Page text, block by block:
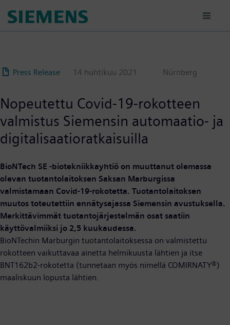
pääsisältöön
Press Release 14 huhtikuu 2021 Nürnberg
Nopeutettu Covid-19-rokotteen
valmistus Siemensin automaatio- ja
digitalisaatioratkaisuilla
BioNTech SE -biotekniikkayhtiö on muuttanut olemassa
olevan tuotantolaitoksen Saksan Marburgissa
valmistamaan Covid-19-rokotetta. Tuotantolaitoksen
muutos toteutettiin ennätysajassa Siemensin avustuksella.
Merkittävimmät tuotantojärjestelmän osat saatiin
käyttövalmiiksi jo 2,5 kuukaudessa.
BioNTechin Marburgin tuotantolaitoksessa on valmistettu
rokotteen vaikuttavaa ainetta helmikuusta lähtien ja itse
BNT162b2-rokotetta (tunnetaan myös nimellä COMIRNATY®)
maaliskuun lopusta lähtien.